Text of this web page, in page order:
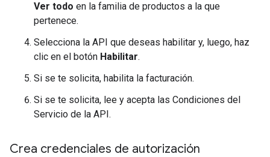
Ver todo en la familia de productos a la que
pertenece.
Selecciona la API que deseas habilitar y, luego, haz
clic en el botón Habilitar.
Si se te solicita, habilita la facturación.
Si se te solicita, lee y acepta las Condiciones del
Servicio de la API.
Crea credenciales de autorización